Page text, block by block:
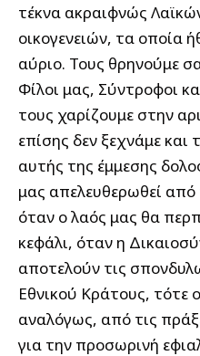
τέκνα ακραιφνώς
οικογενειών, τα οποία
αύριο. Τους θρηνούμε
Φίλοι μας, Σύντροφοι
τους χαρίζουμε στην
επίσης δεν ξεχνάμε
αυτής της έμμεσης
μας απελευθερωθεί
όταν ο λαός μας θα
κεφάλι, όταν η
αποτελούν τις
Εθνικού Κράτους, τότε
αναλόγως, από τις
για την προσωρινή